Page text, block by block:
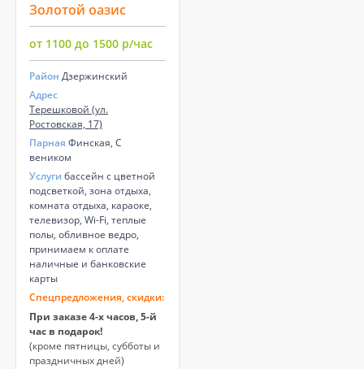
Золотой оазис
от 1100 до 1500 р/час
Район Дзержинский
Адрес
Терешковой (ул.
Ростовская, 17)
Парная Финская, С
веником
Услуги бассейн с цветной
подсветкой, зона отдыха,
комната отдыха, караоке,
телевизор, Wi-Fi, теплые
полы, обливное ведро,
принимаем к оплате
наличные и банковские
карты
Спецпредложения, скидки:
При заказе 4-х часов, 5-й
час в подарок!
(кроме пятницы, субботы и
праздничных дней)